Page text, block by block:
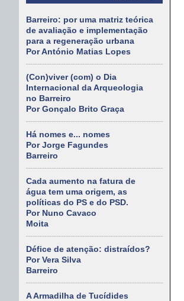
Barreiro: por uma matriz teórica
de avaliação e implementação
para a regeneração urbana
Por António Matias Lopes
(Con)viver (com) o Dia
Internacional da Arqueologia
no Barreiro
Por Gonçalo Brito Graça
Há nomes e... nomes
Por Jorge Fagundes
Barreiro
Cada aumento na fatura de
água tem uma origem, as
políticas do PS e do PSD.
Por Nuno Cavaco
Moita
Défice de atenção: distraídos?
Por Vera Silva
Barreiro
A Armadilha de Tucídides